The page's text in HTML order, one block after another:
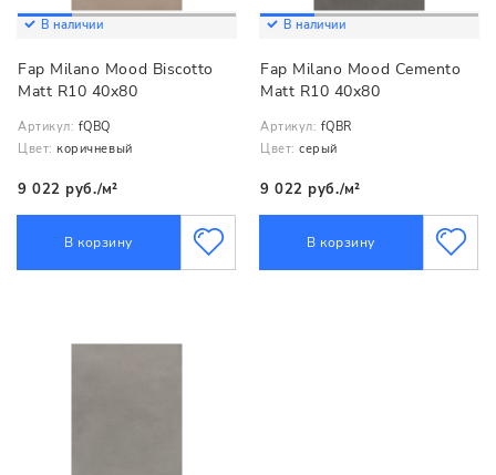
В наличии
Fap Milano Mood Biscotto
Matt R10 40x80
Артикул: fQBQ
Цвет: коричневый
9 022 руб./м²
В корзину
В наличии
Fap Milano Mood Cemento
Matt R10 40x80
Артикул: fQBR
Цвет: серый
9 022 руб./м²
В корзину